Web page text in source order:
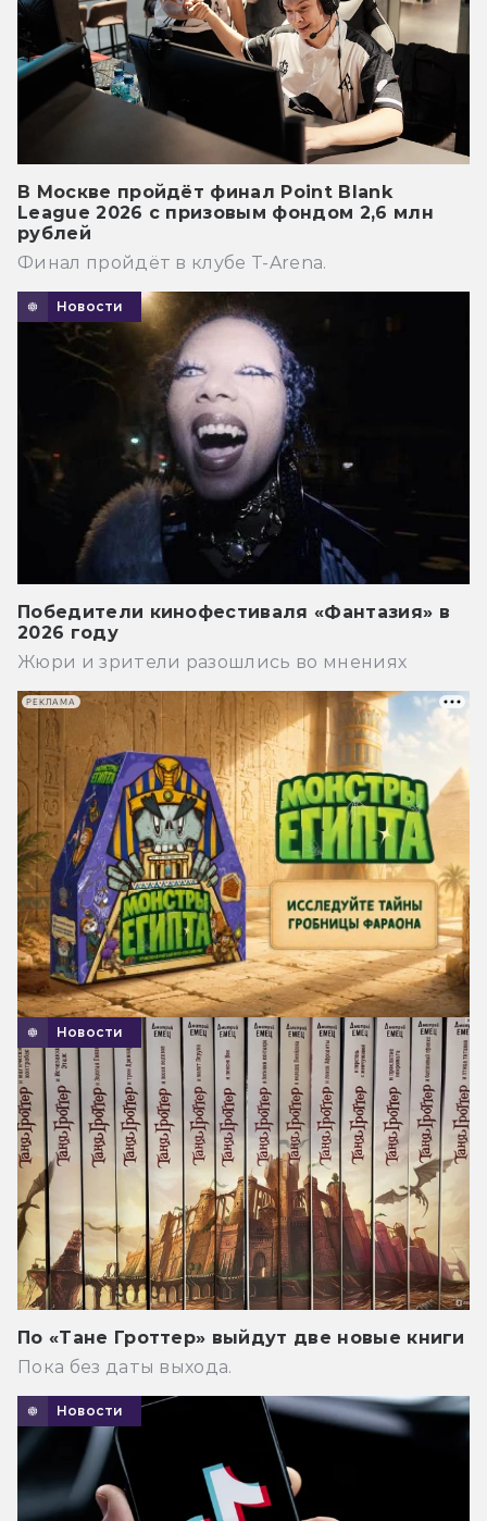
В Москве пройдёт финал Point Blank
League 2026 с призовым фондом 2,6 млн
рублей
Финал пройдёт в клубе T-Arena.
Новости
Победители кинофестиваля «Фантазия» в
2026 году
Жюри и зрители разошлись во мнениях
Новости
По «Тане Гроттер» выйдут две новые книги
Пока без даты выхода.
Новости
РЕКЛАМА